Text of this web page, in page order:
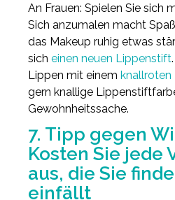
An Frauen: Spielen Sie sich
Sich anzumalen macht
das Makeup ruhig etwas
sich einen neuen Lippenstift
Lippen mit einem
gern knallige
Gewohnheitssache.
7. Tipp gegen
Kosten Sie jede
aus, die Sie
einfällt